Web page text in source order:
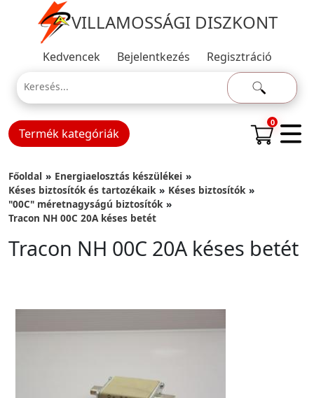
VILLAMOSSÁGI DISZKONT
Kedvencek Bejelentkezés Regisztráció
Termék kategóriák
0
Főoldal
Energiaelosztás készülékei
Késes biztosítók és tartozékaik
Késes biztosítók
"00C" méretnagyságú biztosítók
Tracon NH 00C 20A késes betét
Tracon NH 00C 20A késes betét